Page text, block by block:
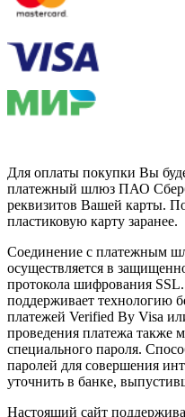
Для оплаты покупки Вы
платежный шлюз ПАО
реквизитов Вашей карты.
пластиковую карту заранее.
Соединение с платежным
осуществляется в
протокола шифрования
поддерживает технологию
платежей Verified By Visa
проведения платежа также
специального пароля.
паролей для совершения
уточнить в банке,
Настоящий сайт